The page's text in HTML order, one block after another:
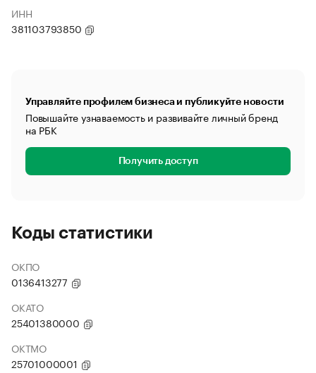
ИНН
381103793850
Управляйте профилем бизнеса и публикуйте новости
Повышайте узнаваемость и развивайте личный бренд
на РБК
Получить доступ
Коды статистики
ОКПО
0136413277
ОКАТО
25401380000
ОКТМО
25701000001